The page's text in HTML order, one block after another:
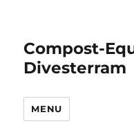
Compost-
Divesterram
MENU